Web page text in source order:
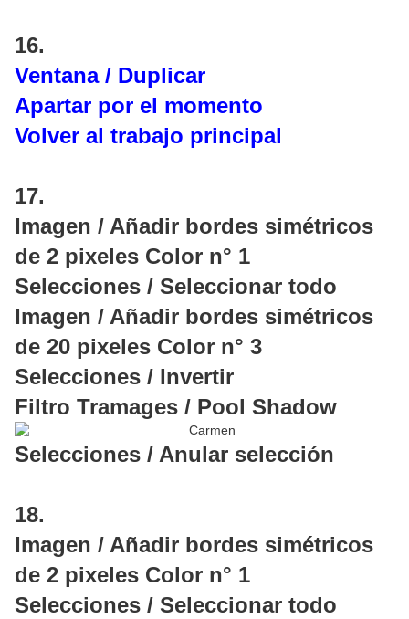
16.
Ventana / Duplicar
Apartar por el momento
Volver al trabajo principal
17.
Imagen / Añadir bordes simétricos
de 2 pixeles Color n° 1
Selecciones / Seleccionar todo
Imagen / Añadir bordes simétricos
de 20 pixeles Color n° 3
Selecciones / Invertir
Filtro Tramages / Pool Shadow
Selecciones / Anular selección
18.
Imagen / Añadir bordes simétricos
de 2 pixeles Color n° 1
Selecciones / Seleccionar todo